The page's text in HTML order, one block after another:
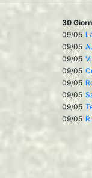
30
09/05
09/05
09/05
09/05
09/05
09/05
09/05
09/05